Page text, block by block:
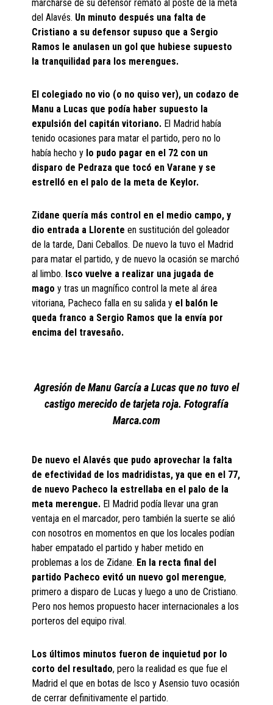
marcharse de su defensor remató al poste de la meta
del Alavés. Un minuto después una falta de
Cristiano a su defensor supuso que a Sergio
Ramos le anulasen un gol que hubiese supuesto
la tranquilidad para los merengues.
El colegiado no vio (o no quiso ver), un codazo de
Manu a Lucas que podía haber supuesto la
expulsión del capitán vitoriano. El Madrid había
tenido ocasiones para matar el partido, pero no lo
había hecho y lo pudo pagar en el 72 con un
disparo de Pedraza que tocó en Varane y se
estrelló en el palo de la meta de Keylor.
Zidane quería más control en el medio campo, y
dio entrada a Llorente en sustitución del goleador
de la tarde, Dani Ceballos. De nuevo la tuvo el Madrid
para matar el partido, y de nuevo la ocasión se marchó
al limbo. Isco vuelve a realizar una jugada de
magoy tras un magnífico control la mete al área
vitoriana, Pacheco falla en su salida y el balón le
queda franco a Sergio Ramos que la envía por
encima del travesaño.
Agresión de Manu García a Lucas que no tuvo el
castigo merecido de tarjeta roja. Fotografía
Marca.com
De nuevo el Alavés que pudo aprovechar la falta
de efectividad de los madridistas, ya que en el 77,
de nuevo Pacheco la estrellaba en el palo de la
meta merengue. El Madrid podía llevar una gran
ventaja en el marcador, pero también la suerte se alió
con nosotros en momentos en que los locales podían
haber empatado el partido y haber metido en
problemas a los de Zidane. En la recta final del
partido Pacheco evitó un nuevo gol merengue,
primero a disparo de Lucas y luego a uno de Cristiano.
Pero nos hemos propuesto hacer internacionales a los
porteros del equipo rival.
Los últimos minutos fueron de inquietud por lo
corto del resultado, pero la realidad es que fue el
Madrid el que en botas de Isco y Asensio tuvo ocasión
de cerrar definitivamente el partido.